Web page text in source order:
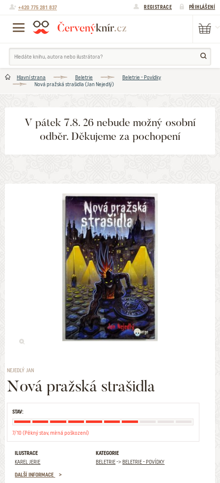
+420 775 281 837 REGISTRACE PŘIHLÁŠENÍ
Hlavní strana Beletrie
Beletrie - Povídky
Nová pražská strašidla (Jan Nejedlý)
V pátek 7.8. 26 nebude možný osobní
odběr. Děkujeme za pochopení
NEJEDLÝ JAN
Nová pražská strašidla
STAV:
7/10 (Pěkný stav, mírná poškození)
ILUSTRACE
KAREL JERIE
KATEGORIE
BELETRIE->BELETRIE - POVÍDKY
DALŠÍ INFORMACE